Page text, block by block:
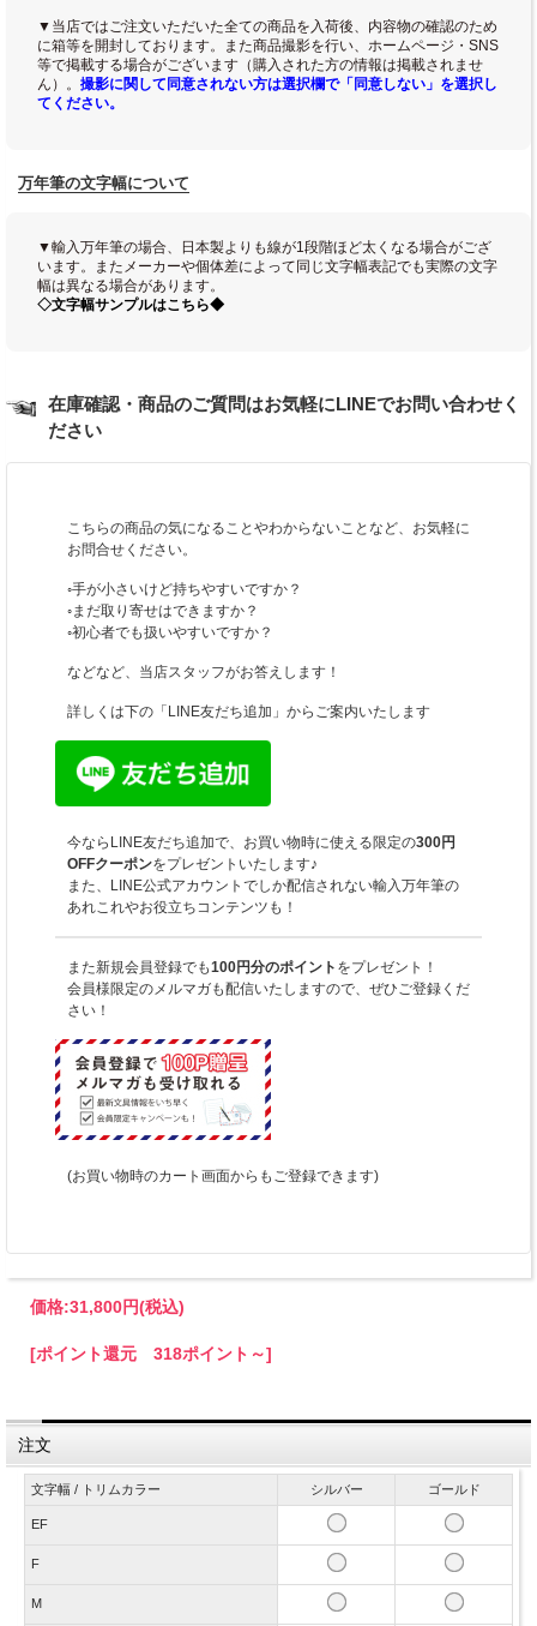
▼当店ではご注文いただいた全ての商品を入荷後、内容物の確認のため
に箱等を開封しております。また商品撮影を行い、ホームページ・SNS
等で掲載する場合がございます（購入された方の情報は掲載されませ
ん）。 撮影に関して同意されない方は選択欄で「同意しない」を選択し
てください。
万年筆の文字幅について
▼輸入万年筆の場合、日本製よりも線が1段階ほど太くなる場合がござ
います。またメーカーや個体差によって同じ文字幅表記でも実際の文字
幅は異なる場合があります。
◇文字幅サンプルはこちら◆
在庫確認・商品のご質問はお気軽にLINEでお問い合わせく
ださい
こちらの商品の気になることやわからないことなど、お気軽に
お問合せください。
◦手が小さいけど持ちやすいですか？
◦まだ取り寄せはできますか？
◦初心者でも扱いやすいですか？
などなど、当店スタッフがお答えします！
詳しくは下の「LINE友だち追加」からご案内いたします
今ならLINE友だち追加で、お買い物時に使える限定の300円
OFFクーポンをプレゼントいたします♪
また、LINE公式アカウントでしか配信されない輸入万年筆の
あれこれやお役立ちコンテンツも！
また新規会員登録でも100円分のポイント をプレゼント！
会員様限定のメルマガも配信いたしますので、ぜひご登録くだ
さい！
(お買い物時のカート画面からもご登録できます)
価格:31,800円(税込)
[ポイント還元 318ポイント～]
注文
文字幅 / トリムカラー シルバー ゴールド
EF
F
M